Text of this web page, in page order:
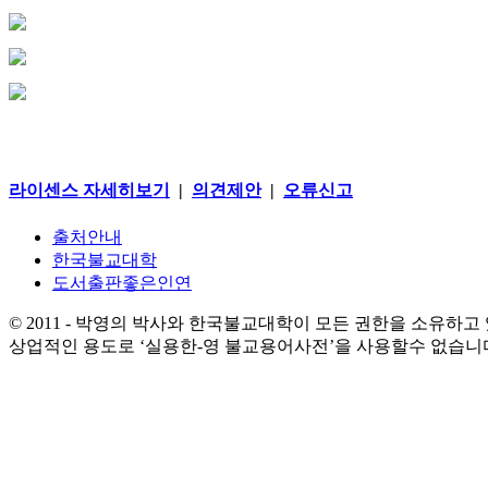
라이센스 자세히보기 | 의견제안| 오류신고
출처안내
한국불교대학
도서출판좋은인연
© 2011 - 박영의 박사와 한국불교대학이 모든 권한을 소유하고
상업적인 용도로 ‘실용한-영 불교용어사전’을 사용할수 없습니